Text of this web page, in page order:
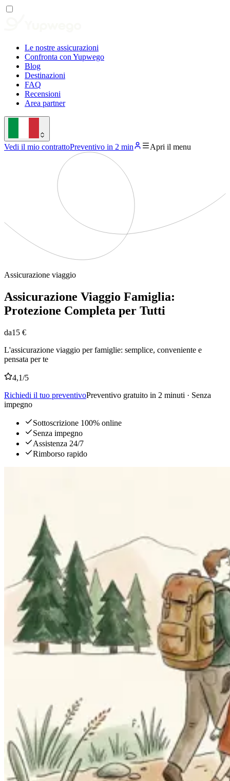
Le nostre assicurazioni
Confronta con Yupwego
Blog
Destinazioni
FAQ
Recensioni
Area partner
Vedi il mio contrattoPreventivo in 2 min Apri il menu
Assicurazione viaggio
Assicurazione Viaggio Famiglia:
Protezione Completa per Tutti
da15 €
L'assicurazione viaggio per famiglie: semplice, conveniente e
pensata per te
4,1/5
Richiedi il tuo preventivoPreventivo gratuito in 2 minuti · Senza
impegno
Sottoscrizione 100% online
Senza impegno
Assistenza 24/7
Rimborso rapido